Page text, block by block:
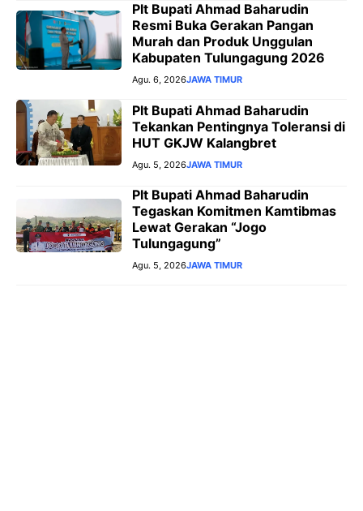
Plt Bupati Ahmad Baharudin
Resmi Buka Gerakan Pangan
Murah dan Produk Unggulan
Kabupaten Tulungagung 2026
Agu. 6, 2026JAWA TIMUR
Plt Bupati Ahmad Baharudin
Tekankan Pentingnya Toleransi di
HUT GKJW Kalangbret
Agu. 5, 2026JAWA TIMUR
Plt Bupati Ahmad Baharudin
Tegaskan Komitmen Kamtibmas
Lewat Gerakan “Jogo
Tulungagung”
Agu. 5, 2026JAWA TIMUR